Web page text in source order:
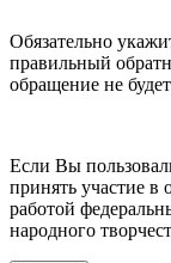
Обязательно
правильный
обращение не
Если Вы
принять участие в
работой
народного